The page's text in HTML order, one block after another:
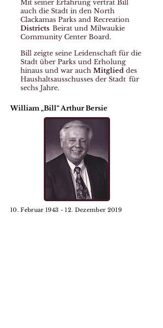
Mit seiner Erfahrung vertrat Bill
auch die Stadt in den North
Clackamas Parks and Recreation
Districts Beirat und Milwaukie
Community Center Board.
Bill zeigte seine Leidenschaft für die
Stadt über Parks und Erholung
hinaus und war auch Mitglied des
Haushaltsausschusses der Stadt für
sechs Jahre.
William „Bill“ Arthur Bersie
10. Februar 1943 - 12. Dezember 2019